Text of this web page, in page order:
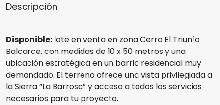
Descripción
Disponible: lote en venta en zona Cerro El Triunfo
Balcarce, con medidas de 10 x 50 metros y una
ubicación estratégica en un barrio residencial muy
demandado. El terreno ofrece una vista privilegiada a
la Sierra “La Barrosa” y acceso a todos los servicios
necesarios para tu proyecto.